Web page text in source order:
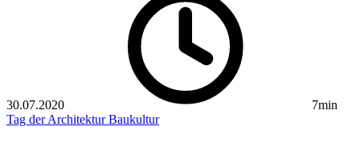
30.07.2020
7min
Tag der ArchitekturBaukultur